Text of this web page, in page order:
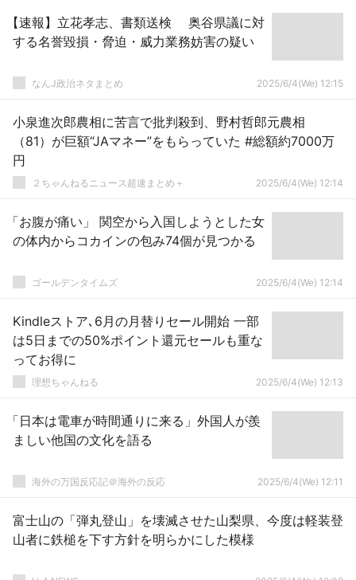
【速報】立花孝志、書類送検 奥谷県議に対
する名誉毀損・脅迫・威力業務妨害の疑い
なんJ政治ネタまとめ 2025/6/4(We) 12:15
小泉進次郎農相に苦言で批判殺到、野村哲郎元農相
（81）が巨額“JAマネー”をもらっていた #総額約7000万
円
２ちゃんねるニュース超速まとめ＋ 2025/6/4(We) 12:14
「お腹が痛い」 関空から入国しようとした女
の体内からコカインの包み74個が見つかる
ゴールデンタイムズ 2025/6/4(We) 12:14
Kindleストア､6月の月替りセール開始 一部
は5日までの50%ポイント還元セールも重な
ってお得に
理想ちゃんねる 2025/6/4(We) 12:13
「日本は電車が時間通りに来る」外国人が羨
ましい他国の文化を語る
海外の万国反応記＠海外の反応 2025/6/4(We) 12:11
富士山の「弾丸登山」を壊滅させた山梨県、今度は軽装登
山者に鉄槌を下す方針を明らかにした模様